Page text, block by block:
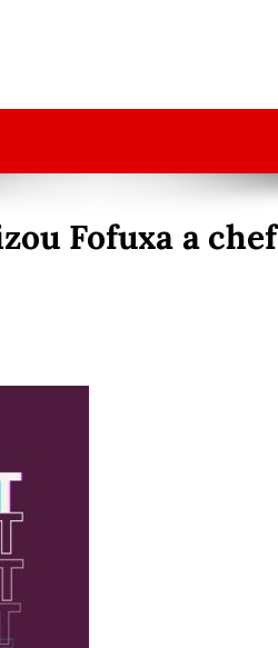
Fofuxa a chef